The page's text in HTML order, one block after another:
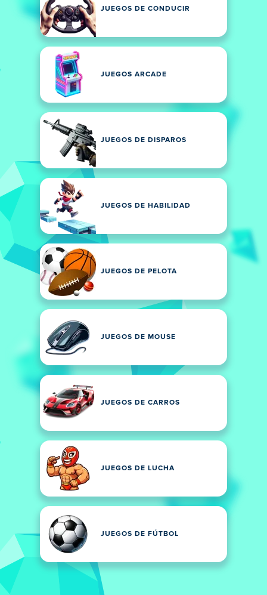
JUEGOS DE CONDUCIR
JUEGOS ARCADE
JUEGOS DE DISPAROS
JUEGOS DE HABILIDAD
JUEGOS DE PELOTA
JUEGOS DE MOUSE
JUEGOS DE CARROS
JUEGOS DE LUCHA
JUEGOS DE FÚTBOL